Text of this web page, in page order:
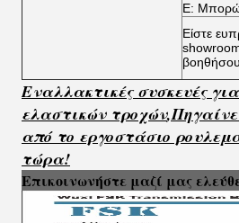
Ε: Μπορώ
Είστε
Εναλλακτικές συσκευές
ελαστικών τροχών,
από το εργοστάσιο
τώρα!
Επικοινωνήστε μαζί μας